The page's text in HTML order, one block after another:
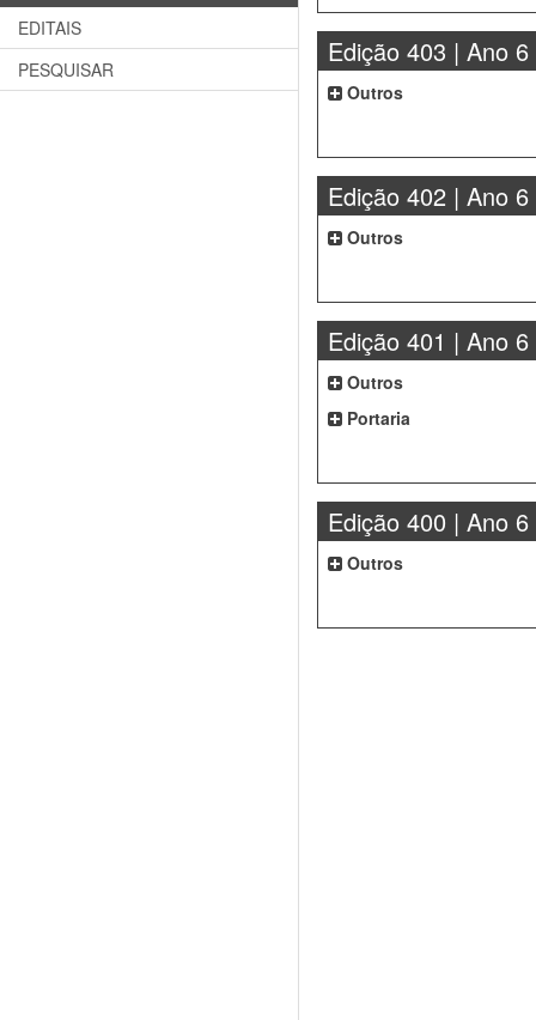
EDITAIS
PESQUISAR
Edição 403 | Ano 6
Outros
Edição 402 | Ano 6
Outros
Edição 401 | Ano 6
Outros
Portaria
Edição 400 | Ano 6
Outros